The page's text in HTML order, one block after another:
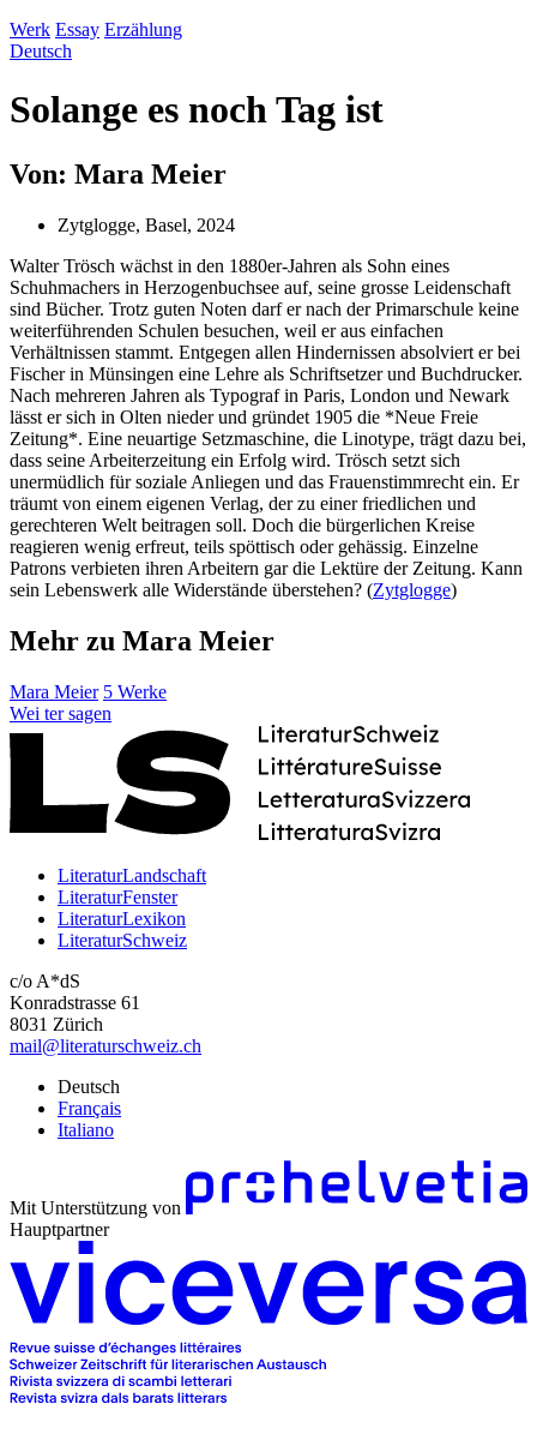
Werk Essay Erzählung
Deutsch
Solange es noch Tag ist
Von: Mara Meier
Zytglogge, Basel, 2024
Walter Trösch wächst in den 1880er-Jahren als Sohn eines
Schuhmachers in Herzogenbuchsee auf, seine grosse Leidenschaft
sind Bücher. Trotz guten Noten darf er nach der Primarschule keine
weiterführenden Schulen besuchen, weil er aus einfachen
Verhältnissen stammt. Entgegen allen Hindernissen absolviert er bei
Fischer in Münsingen eine Lehre als Schriftsetzer und Buchdrucker.
Nach mehreren Jahren als Typograf in Paris, London und Newark
lässt er sich in Olten nieder und gründet 1905 die *Neue Freie
Zeitung*. Eine neuartige Setzmaschine, die Linotype, trägt dazu bei,
dass seine Arbeiterzeitung ein Erfolg wird. Trösch setzt sich
unermüdlich für soziale Anliegen und das Frauenstimmrecht ein. Er
träumt von einem eigenen Verlag, der zu einer friedlichen und
gerechteren Welt beitragen soll. Doch die bürgerlichen Kreise
reagieren wenig erfreut, teils spöttisch oder gehässig. Einzelne
Patrons verbieten ihren Arbeitern gar die Lektüre der Zeitung. Kann
sein Lebenswerk alle Widerstände überstehen? (Zytglogge)
Mehr zu Mara Meier
Mara Meier 5 Werke
Wei ter sagen
LiteraturLandschaft
LiteraturFenster
LiteraturLexikon
LiteraturSchweiz
c/o A*dS
Konradstrasse 61
8031 Zürich
mail@literaturschweiz.ch
Deutsch
Français
Italiano
Mit Unterstützung von
Hauptpartner